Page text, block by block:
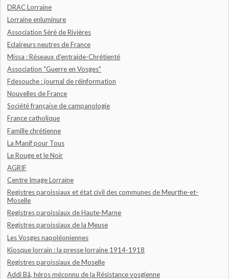
DRAC Lorraine
Lorraine enluminure
Association Séré de Rivières
Eclaireurs neutres de France
Missa : Réseaux d'entraide-Chrétienté
Association "Guerre en Vosges"
Fdesouche : journal de réinformation
Nouvelles de France
Société française de campanologie
France catholique
Famille chrétienne
La Manif pour Tous
Le Rouge et le Noir
AGRIF
Centre Image Lorraine
Registres paroissiaux et état civil des communes de Meurthe-et-
Moselle
Registres paroissiaux de Haute-Marne
Registres paroissiaux de la Meuse
Les Vosges napoléoniennes
Kiosque lorrain : la presse lorraine 1914-1918
Registres paroissiaux de Moselle
Addi Bâ, héros méconnu de la Résistance vosgienne